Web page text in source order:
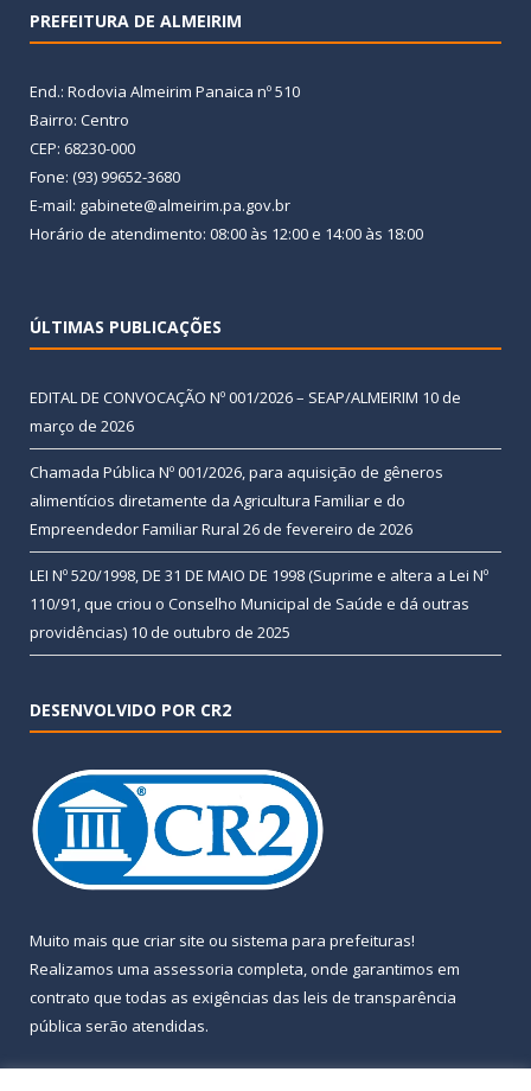
PREFEITURA DE ALMEIRIM
End.: Rodovia Almeirim Panaica nº 510
Bairro: Centro
CEP: 68230-000
Fone: (93) 99652-3680
E-mail: gabinete@almeirim.pa.gov.br
Horário de atendimento: 08:00 às 12:00 e 14:00 às 18:00
ÚLTIMAS PUBLICAÇÕES
EDITAL DE CONVOCAÇÃO Nº 001/2026 – SEAP/ALMEIRIM 10 de
março de 2026
Chamada Pública Nº 001/2026, para aquisição de gêneros
alimentícios diretamente da Agricultura Familiar e do
Empreendedor Familiar Rural 26 de fevereiro de 2026
LEI Nº 520/1998, DE 31 DE MAIO DE 1998 (Suprime e altera a Lei Nº
110/91, que criou o Conselho Municipal de Saúde e dá outras
providências) 10 de outubro de 2025
DESENVOLVIDO POR CR2
Muito mais que criar site ou sistema para prefeituras!
Realizamos uma assessoria completa, onde garantimos em
contrato que todas as exigências das leis de transparência
pública serão atendidas.